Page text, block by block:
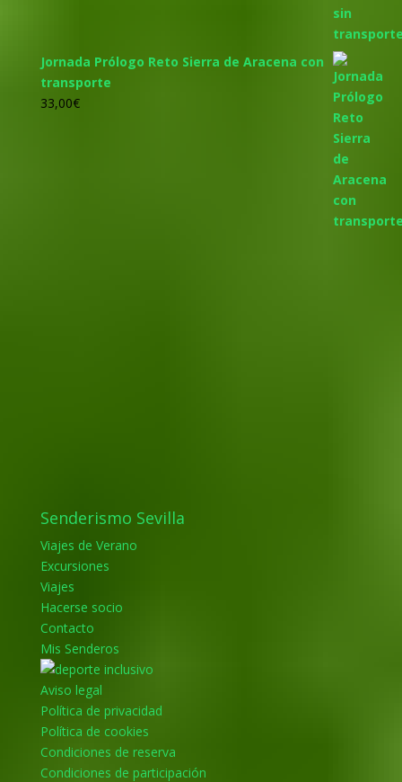
Jornada Prólogo Reto Sierra de Aracena con
transporte
33,00€
Senderismo Sevilla
Viajes de Verano
Excursiones
Viajes
Hacerse socio
Contacto
Mis Senderos
Aviso legal
Política de privacidad
Política de cookies
Condiciones de reserva
Condiciones de participación